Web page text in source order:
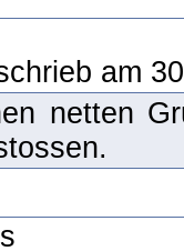
am
netten